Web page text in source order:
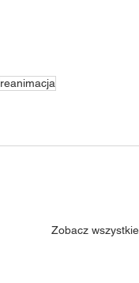
reanimacja
Zobacz wszystkie